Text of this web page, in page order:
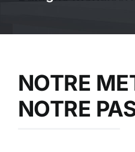
Contact
Clients
NOTRE
NOTRE